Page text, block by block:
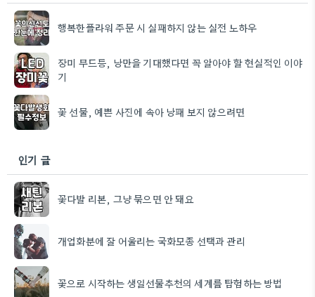
행복한플라워 주문 시 실패하지 않는 실전 노하우
장미 무드등, 낭만을 기대했다면 꼭 알아야 할 현실적인 이야
기
꽃 선물, 예쁜 사진에 속아 낭패 보지 않으려면
인기 글
꽃다발 리본, 그냥 묶으면 안 돼요
개업화분에 잘 어울리는 국화모종 선택과 관리
꽃으로 시작하는 생일선물추천의 세계를 탐험하는 방법